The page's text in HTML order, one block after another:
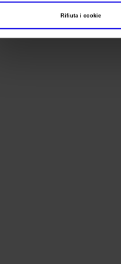
Rifiuta i cookie